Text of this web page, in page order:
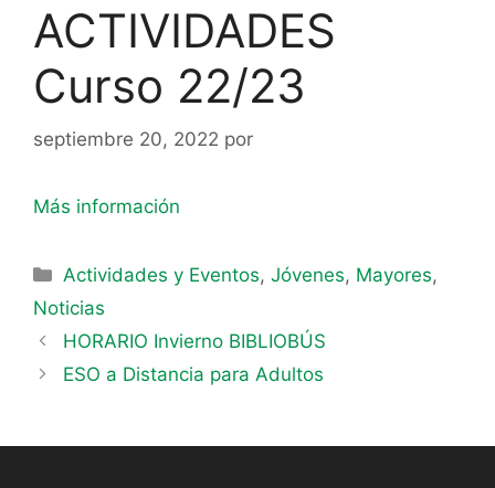
ACTIVIDADES
Curso 22/23
septiembre 20, 2022 por
Más información
Actividades y Eventos,Jóvenes, Mayores,
Noticias
HORARIO Invierno BIBLIOBÚS
ESO a Distancia para Adultos